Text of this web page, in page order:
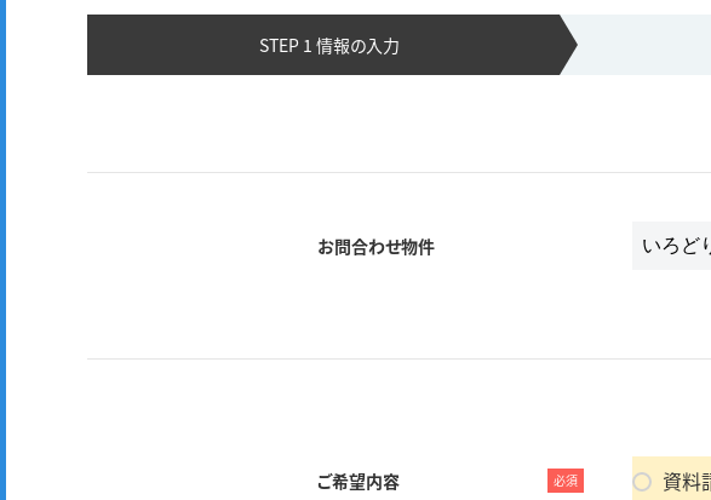
STEP 1 情報の入力
お問合わせ物件
ご希望内容 必須 資料